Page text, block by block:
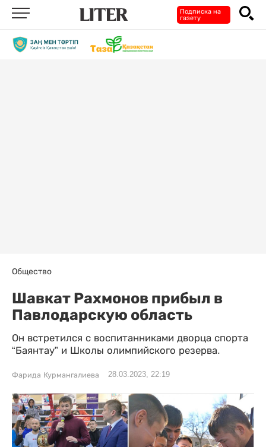
Подписка на
газету
Общество
Шавкат Рахмонов прибыл в
Павлодарскую область
Он встретился с воспитанниками дворца спорта
“Баянтау” и Школы олимпийского резерва.
Фарида Курмангалиева 28.03.2023, 22:19